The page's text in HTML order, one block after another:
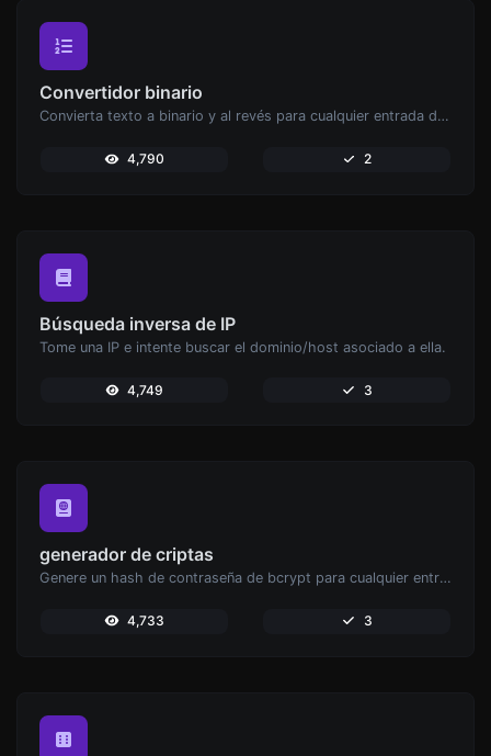
Convertidor binario
Convierta texto a binario y al revés para cualquier entrada de cadena.
4,790 2
Búsqueda inversa de IP
Tome una IP e intente buscar el dominio/host asociado a ella.
4,749 3
generador de criptas
Genere un hash de contraseña de bcrypt para cualquier entrada de cadena.
4,733 3